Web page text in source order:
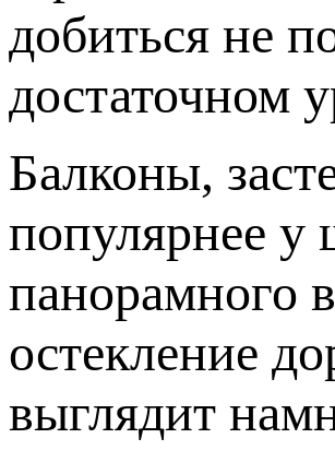
добиться не
достаточном
Балконы,
популярнее у
панорамного
остекление
выглядит